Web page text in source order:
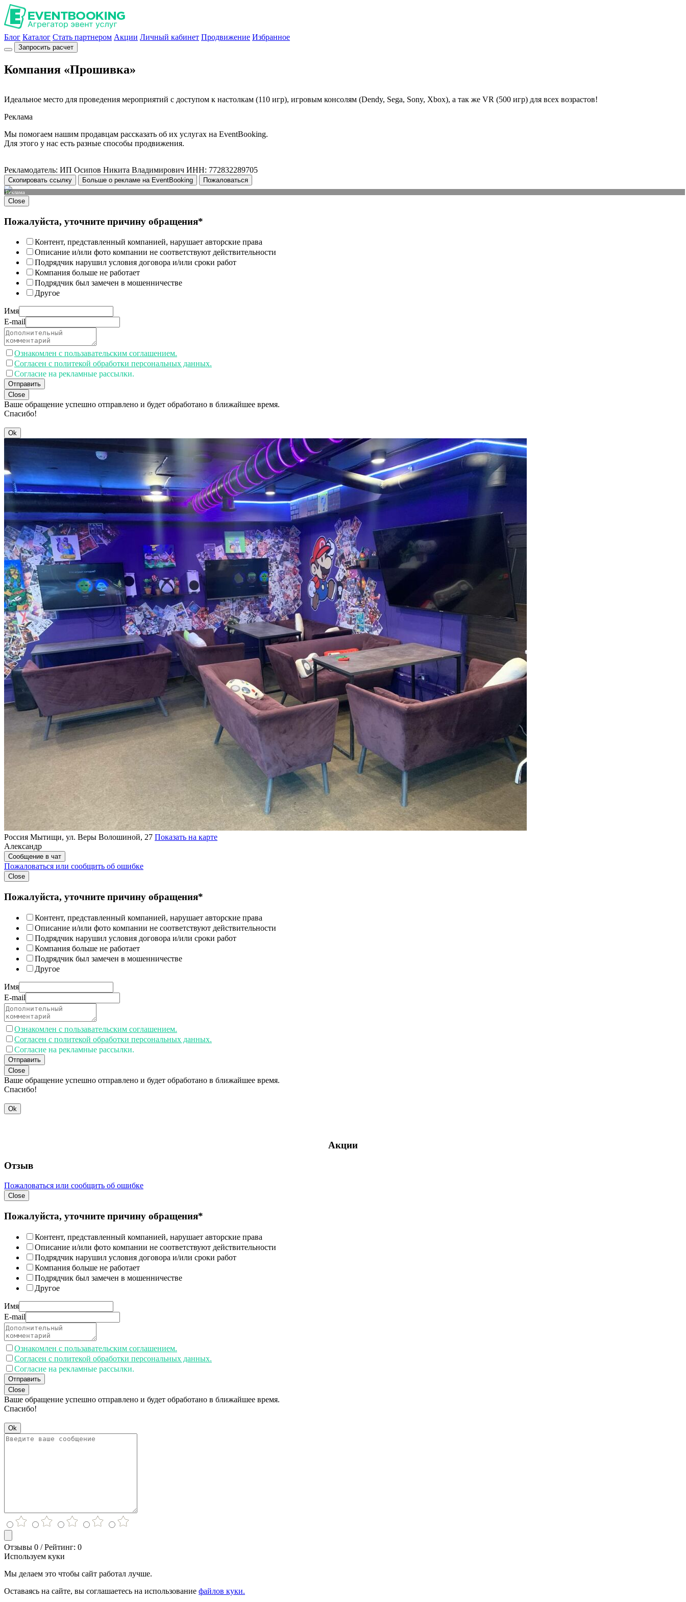
Блог Каталог Стать партнером Акции Личный кабинет Продвижение Избранное
Запросить расчет
Компания «Прошивка»
Идеальное место для проведения мероприятий с доступом к настолкам (110 игр), игровым консолям (Dendy, Sega, Sony, Xbox), а так же VR (500 игр) для всех возрастов!
Реклама
Мы помогаем нашим продавцам рассказать об их услугах на EventBooking.
Для этого у нас есть разные способы продвижения.
Рекламодатель: ИП Осипов Никита Владимирович ИНН: 772832289705
Скопировать ссылку Больше о рекламе на EventBooking Пожаловаться
Реклама
Close
Пожалуйста, уточните причину обращения*
Контент, представленный компанией, нарушает авторские права
Описание и/или фото компании не соответствуют действительности
Подрядчик нарушил условия договора и/или сроки работ
Компания больше не работает
Подрядчик был замечен в мошенничестве
Другое
Имя
E-mail
Ознакомлен с пользавательским соглашением.
Согласен с политекой обработки персональных данных.
Согласие на рекламные рассылки.
Отправить
Close
Ваше обращение успешно отправлено и будет обработано в ближайшее время.
Спасибо!
Ok
Россия Мытищи, ул. Веры Волошиной, 27 Показать на карте
Александр
Сообщение в чат
Пожаловаться или сообщить об ошибке
Close
Пожалуйста, уточните причину обращения*
Контент, представленный компанией, нарушает авторские права
Описание и/или фото компании не соответствуют действительности
Подрядчик нарушил условия договора и/или сроки работ
Компания больше не работает
Подрядчик был замечен в мошенничестве
Другое
Имя
E-mail
Ознакомлен с пользавательским соглашением.
Согласен с политекой обработки персональных данных.
Согласие на рекламные рассылки.
Отправить
Close
Ваше обращение успешно отправлено и будет обработано в ближайшее время.
Спасибо!
Ok
Акции
Отзыв
Пожаловаться или сообщить об ошибке
Close
Пожалуйста, уточните причину обращения*
Контент, представленный компанией, нарушает авторские права
Описание и/или фото компании не соответствуют действительности
Подрядчик нарушил условия договора и/или сроки работ
Компания больше не работает
Подрядчик был замечен в мошенничестве
Другое
Имя
E-mail
Ознакомлен с пользавательским соглашением.
Согласен с политекой обработки персональных данных.
Согласие на рекламные рассылки.
Отправить
Close
Ваше обращение успешно отправлено и будет обработано в ближайшее время.
Спасибо!
Ok
Отзывы 0 / Рейтинг: 0
Используем куки
Мы делаем это чтобы сайт работал лучше.
Оставаясь на сайте, вы соглашаетесь на использование файлов куки.